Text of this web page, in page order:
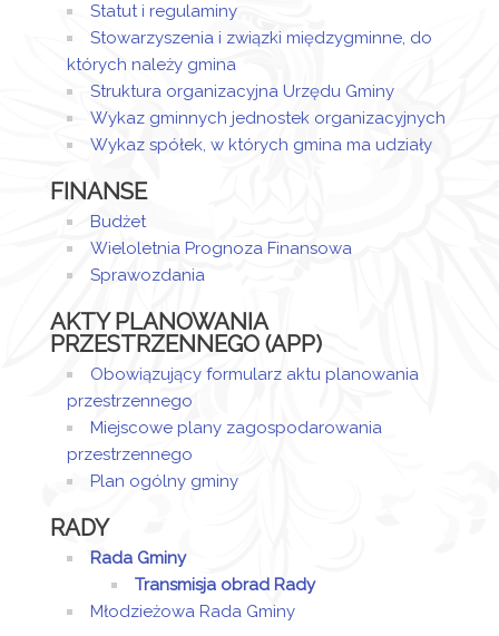
Dodane
załączniki
Projekt
Uchwały
XLIII.333.2018
14:05
Statut i regulaminy
Stowarzyszenia i związki międzygminne, do
których należy gmina
Struktura organizacyjna Urzędu Gminy
Wykaz gminnych jednostek organizacyjnych
Wykaz spółek, w których gmina ma udziały
FINANSE
Budżet
Wieloletnia Prognoza Finansowa
Sprawozdania
AKTY PLANOWANIA
PRZESTRZENNEGO (APP)
Obowiązujący formularz aktu planowania
przestrzennego
Miejscowe plany zagospodarowania
przestrzennego
Plan ogólny gminy
RADY
Rada Gminy
Transmisja obrad Rady
Młodzieżowa Rada Gminy